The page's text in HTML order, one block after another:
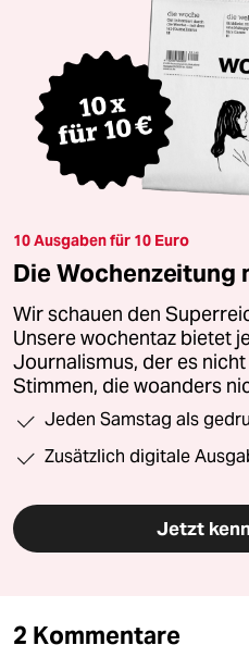
10 Ausgaben für 10 Euro
Die Wochenzeitung
Wir schauen den
Unsere wochentaz bietet
Journalismus, der es
Stimmen, die woanders
Jeden Samstag als
Zusätzlich digitale
Jetzt
2 Kommentare